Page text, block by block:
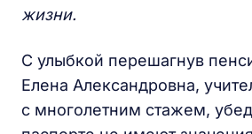
жизни.
С улыбкой перешагнув
Елена Александровна,
с многолетним стажем,